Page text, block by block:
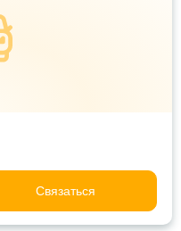
Связаться